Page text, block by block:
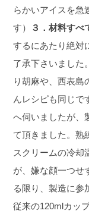
らかいアイスを急
す）
３．材料すべ
するにあたり絶対
了承下さいました
り胡麻や、西表島
んレシピも同じで
へ伺いましたが、
て頂きました。熟
スクリームの冷却
が、嫌な顔一つせ
る限り、製造に参
従来の120mlカッ